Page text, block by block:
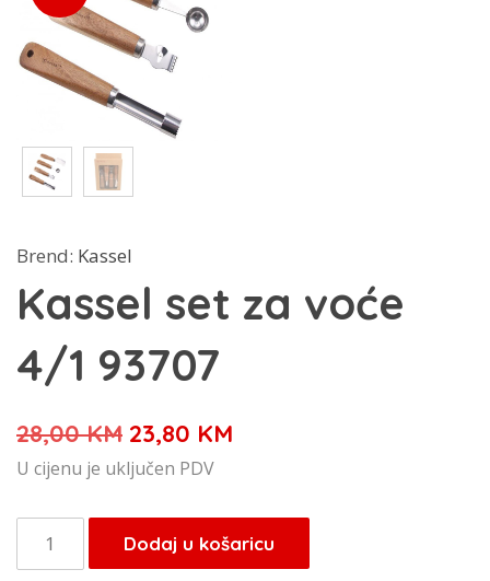
Brend: Kassel
Kassel set za voće
4/1 93707
28,00KM Izvorna
cijena
je:
28,00 KM.
23,80 KM
23,80 KM.
U cijenu je uključen PDV
Kassel
set
Dodaj u košaricu